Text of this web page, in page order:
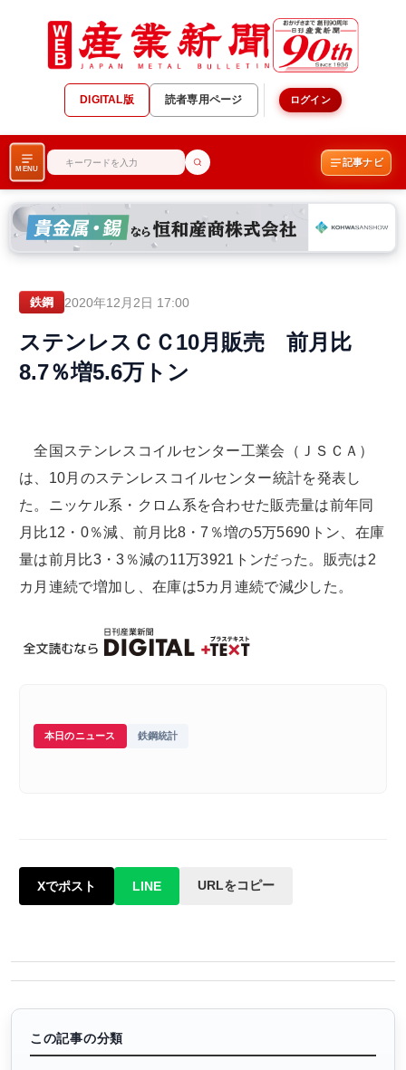
DIGITAL版 読者専用ページ ログイン
MENU
記事ナビ
鉄鋼 2020年12月2日 17:00
ステンレスＣＣ10月販売 前月比
8.7％増5.6万トン
全国ステンレスコイルセンター工業会（ＪＳＣＡ）
は、10月のステンレスコイルセンター統計を発表し
た。ニッケル系・クロム系を合わせた販売量は前年同
月比12・0％減、前月比8・7％増の5万5690トン、在庫
量は前月比3・3％減の11万3921トンだった。販売は2
カ月連続で増加し、在庫は5カ月連続で減少した。
本日のニュース 鉄鋼統計
Xでポスト LINE URLをコピー
この記事の分類